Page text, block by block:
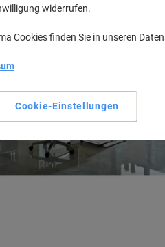
widerrufen.
Cookies finden Sie in unseren
Cookie-Einstellungen